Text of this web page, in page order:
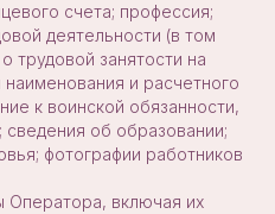
счета; профессия;
деятельности (в том
трудовой занятости на
и расчетного
к воинской обязанности,
об образовании;
фотографии работников
Оператора, включая их